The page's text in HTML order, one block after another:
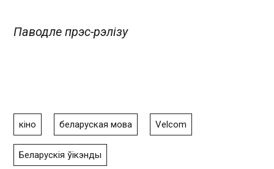
Паводле прэс-рэлізу
кіно беларуская мова Velcom
Беларускія ўікэнды